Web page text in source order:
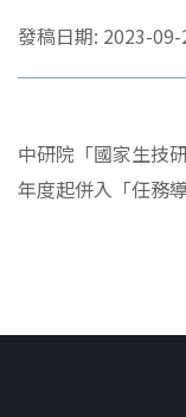
發稿日期: 2023-09-
中研院「國家生技
年度起併入「任務